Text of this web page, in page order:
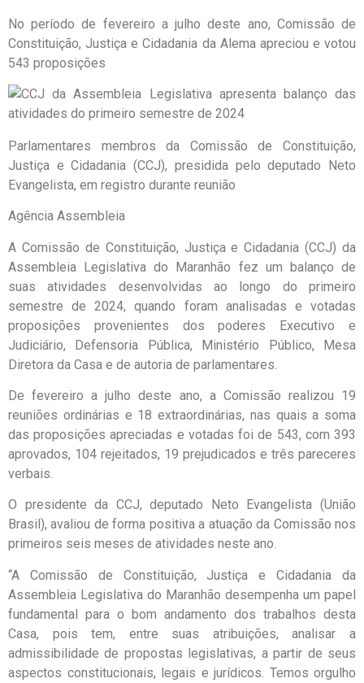
No período de fevereiro a julho deste ano, Comissão de
Constituição, Justiça e Cidadania da Alema apreciou e votou
543 proposições
Parlamentares membros da Comissão de Constituição,
Justiça e Cidadania (CCJ), presidida pelo deputado Neto
Evangelista, em registro durante reunião
Agência Assembleia
A Comissão de Constituição, Justiça e Cidadania (CCJ) da
Assembleia Legislativa do Maranhão fez um balanço de
suas atividades desenvolvidas ao longo do primeiro
semestre de 2024, quando foram analisadas e votadas
proposições provenientes dos poderes Executivo e
Judiciário, Defensoria Pública, Ministério Público, Mesa
Diretora da Casa e de autoria de parlamentares.
De fevereiro a julho deste ano, a Comissão realizou 19
reuniões ordinárias e 18 extraordinárias, nas quais a soma
das proposições apreciadas e votadas foi de 543, com 393
aprovados, 104 rejeitados, 19 prejudicados e três pareceres
verbais.
O presidente da CCJ, deputado Neto Evangelista (União
Brasil), avaliou de forma positiva a atuação da Comissão nos
primeiros seis meses de atividades neste ano.
“A Comissão de Constituição, Justiça e Cidadania da
Assembleia Legislativa do Maranhão desempenha um papel
fundamental para o bom andamento dos trabalhos desta
Casa, pois tem, entre suas atribuições, analisar a
admissibilidade de propostas legislativas, a partir de seus
aspectos constitucionais, legais e jurídicos. Temos orgulho